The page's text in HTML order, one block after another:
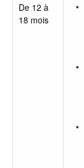
De 12 à
18 mois